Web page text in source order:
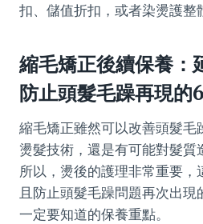
扣、儲值折扣，或者染燙護整
縮毛矯正後續保養：
防止頭髮毛躁再現的
縮毛矯正雖然可以改善頭髮毛
燙髮技術，還是有可能對髮質
所以，燙後的護理非常重要
且防止頭髮毛躁問題再次出
一定要知道的保養重點。